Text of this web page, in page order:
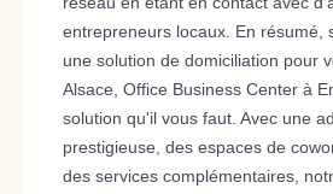
entrepreneurs locaux. En résumé,
une solution de domiciliation pour
Alsace, Office Business Center à
solution qu'il vous faut. Avec une
prestigieuse, des espaces de
des services complémentaires,